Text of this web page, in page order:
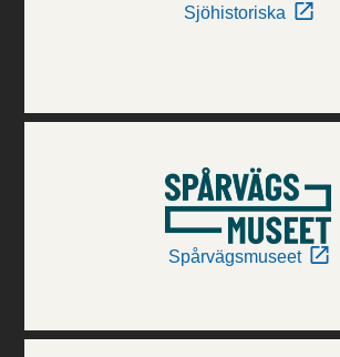
Sjöhistoriska
Spårvägsmuseet